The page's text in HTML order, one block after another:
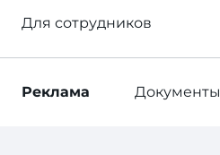
Для сотрудников
Реклама Документы